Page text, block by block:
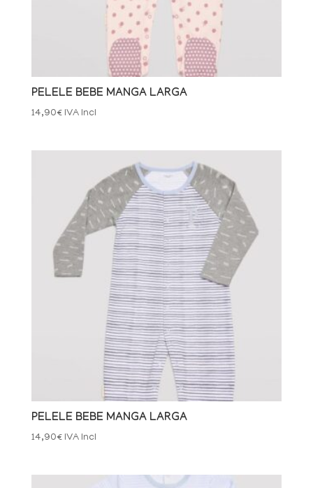
PELELE BEBE MANGA LARGA
14,90€ IVA Incl
PELELE BEBE MANGA LARGA
14,90€ IVA Incl